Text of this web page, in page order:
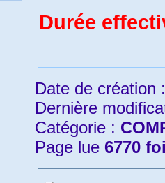
Durée
Date de création
Dernière
Catégorie :
Page lue 6770